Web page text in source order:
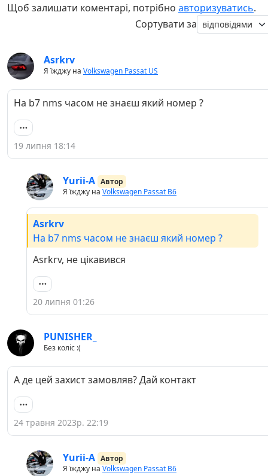
Щоб залишати коментарі, потрібно авторизуватись.
Сортувати за
Asrkrv
Я їжджу на Volkswagen Passat US
На b7 nms часом не знаєш який номер ?
19 липня 18:14
Yurii-A Автор
Я їжджу на Volkswagen Passat B6
Asrkrv
На b7 nms часом не знаєш який номер ?
Asrkrv, не цікавився
20 липня 01:26
PUNISHER_
Без коліс :(
А де цей захист замовляв? Дай контакт
24 травня 2023р. 22:19
Yurii-A Автор
Я їжджу на Volkswagen Passat B6